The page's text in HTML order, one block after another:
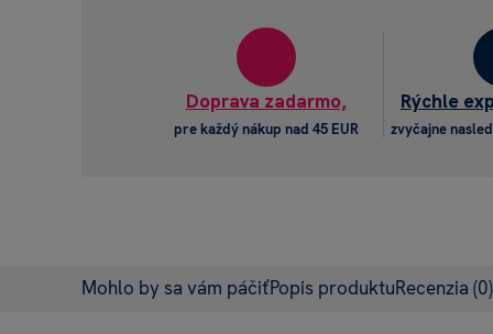
Doprava zadarmo,
pre každý nákup nad 45 EUR
Rýchle
zvyčajne
Mohlo by sa vám páčiťPopis produktuRecenzia (0)